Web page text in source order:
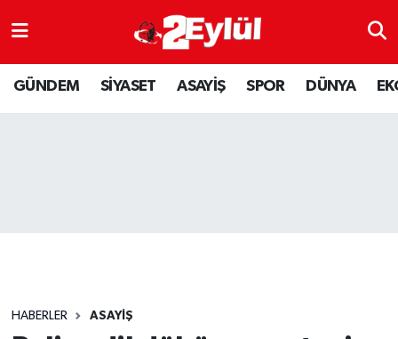
GÜNDEM SİYASET ASAYİŞ SPOR DÜNYA
HABERLER ASAYİŞ
ASAYİŞ
DÜNYA
Nöbetçi Eczaneler
Hava Durumu